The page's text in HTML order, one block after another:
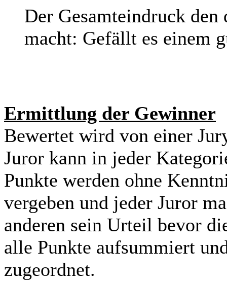
Der Gesamteindruck
macht: Gefällt es einem
Ermittlung der Gewinner
Bewertet wird von einer
Juror kann in jeder
Punkte werden ohne
vergeben und jeder Juror
anderen sein Urteil bevor
alle Punkte aufsummiert
zugeordnet.